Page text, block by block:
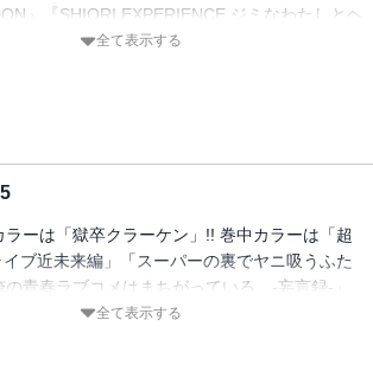
』『SHIORI EXPERIENCE ジミなわたしとヘ
『君に二度目のさよならを。』５作品!!※紙で発
寒アイヌコンサルン／「薬屋のひとりごと」原
ーロー文庫／主婦の友インフォス） 作画：ねこ
緒一綺 キャラクター原案：しのとうこ／「千
ばれた剣士」原作：高光晶（角川スニーカー文庫
刊） キャラクター原案：Gilse 作画：黒須恵麻
全て表示する
ーは「獄卒クラーケン」!! 巻中カラーは「超
ブ近未来編」「スーパーの裏でヤニ吸うふた
の青春ラブコメはまちがっている。-妄言録-」
ジミなわたしとヘンなおじさん」計4作
全て表示する